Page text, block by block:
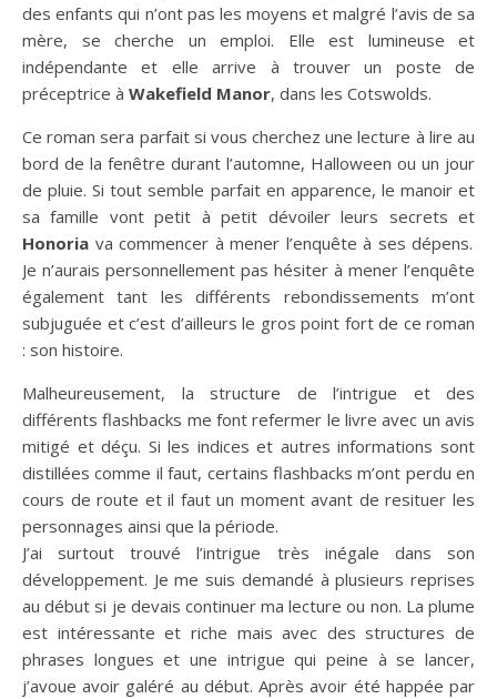
des enfants qui n’ont pas les moyens et malgré l’avis de sa
mère, se cherche un emploi. Elle est lumineuse et
indépendante et elle arrive à trouver un poste de
préceptrice à Wakefield Manor, dans les Cotswolds.
Ce roman sera parfait si vous cherchez une lecture à lire au
bord de la fenêtre durant l’automne, Halloween ou un jour
de pluie. Si tout semble parfait en apparence, le manoir et
sa famille vont petit à petit dévoiler leurs secrets et
Honoria va commencer à mener l’enquête à ses dépens.
Je n’aurais personnellement pas hésiter à mener l’enquête
également tant les différents rebondissements m’ont
subjuguée et c’est d’ailleurs le gros point fort de ce roman
: son histoire.
Malheureusement, la structure de l’intrigue et des
différents flashbacks me font refermer le livre avec un avis
mitigé et déçu. Si les indices et autres informations sont
distillées comme il faut, certains flashbacks m’ont perdu en
cours de route et il faut un moment avant de resituer les
personnages ainsi que la période.
J’ai surtout trouvé l’intrigue très inégale dans son
développement. Je me suis demandé à plusieurs reprises
au début si je devais continuer ma lecture ou non. La plume
est intéressante et riche mais avec des structures de
phrases longues et une intrigue qui peine à se lancer,
j’avoue avoir galéré au début. Après avoir été happée par